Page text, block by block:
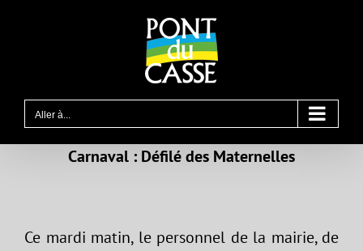
Aller à...
Carnaval : Défilé des Maternelles
Ce mardi matin, le personnel de la mairie, de